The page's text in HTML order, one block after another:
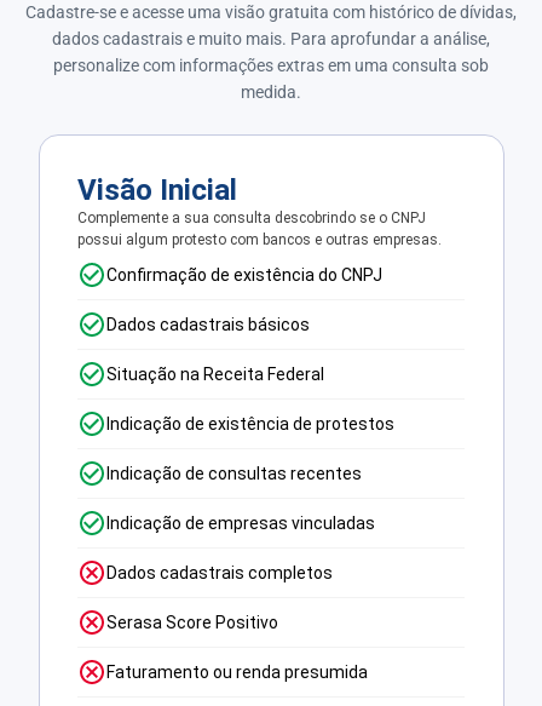
Cadastre-se e acesse uma visão gratuita com histórico de dívidas,
dados cadastrais e muito mais. Para aprofundar a análise,
personalize com informações extras em uma consulta sob
medida.
Visão Inicial
Complemente a sua consulta descobrindo se o CNPJ
possui algum protesto com bancos e outras empresas.
Confirmação de existência do CNPJ
Dados cadastrais básicos
Situação na Receita Federal
Indicação de existência de protestos
Indicação de consultas recentes
Indicação de empresas vinculadas
Dados cadastrais completos
Serasa Score Positivo
Faturamento ou renda presumida